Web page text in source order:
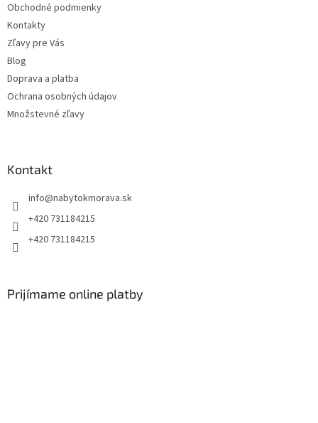
Obchodné podmienky
Kontakty
Zľavy pre Vás
Blog
Doprava a platba
Ochrana osobných údajov
Množstevné zľavy
Kontakt
info@nabytokmorava.sk
+420 731184215
+420 731184215
Prijímame online platby